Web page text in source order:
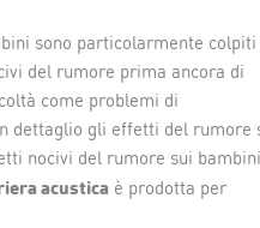
sono particolarmente
del rumore prima ancora di
come problemi di
dettaglio gli effetti del rumore
nocivi del rumore sui
acustica è prodotta per